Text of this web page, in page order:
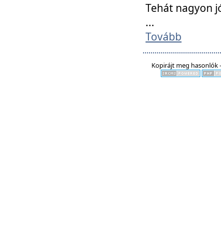
Tehát nagyon
...
Tovább
Kopirájt meg hasonlók